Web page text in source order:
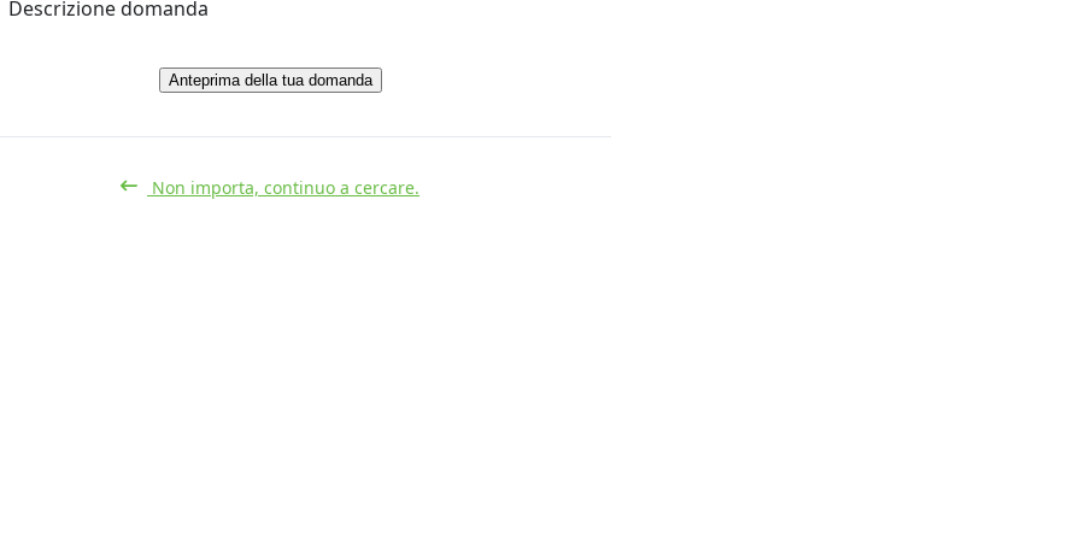
Descrizione domanda
Anteprima della tua domanda
Non importa, continuo a cercare.